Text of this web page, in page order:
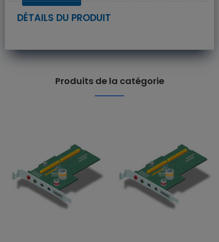
DÉTAILS DU PRODUIT
Produits de la catégorie